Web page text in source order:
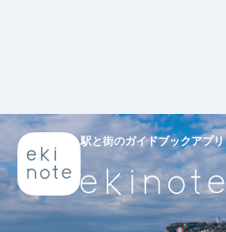
駅と街のガイドブックアプリ